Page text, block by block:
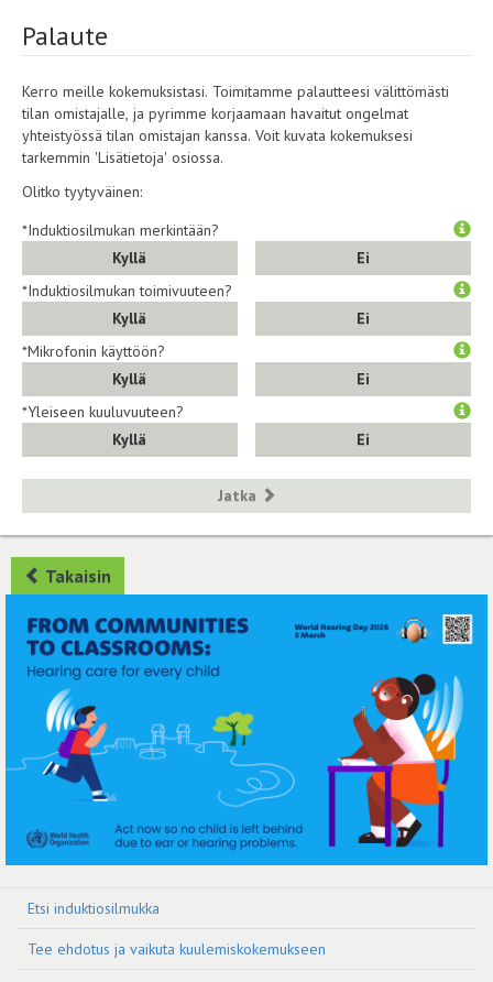
Palaute
Kerro meille kokemuksistasi. Toimitamme palautteesi välittömästi
tilan omistajalle, ja pyrimme korjaamaan havaitut ongelmat
yhteistyössä tilan omistajan kanssa. Voit kuvata kokemuksesi
tarkemmin 'Lisätietoja' osiossa.
Olitko tyytyväinen:
*Induktiosilmukan merkintään?
Kyllä
Ei
*Induktiosilmukan toimivuuteen?
Kyllä
Ei
*Mikrofonin käyttöön?
Kyllä
Ei
*Yleiseen kuuluvuuteen?
Kyllä
Ei
Jatka
Takaisin
Etsi induktiosilmukka
Tee ehdotus ja vaikuta kuulemiskokemukseen